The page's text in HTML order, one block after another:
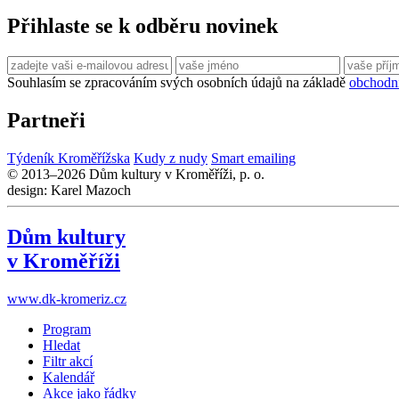
Přihlaste se k odběru novinek
Souhlasím se zpracováním svých osobních údajů na základě
Partneři
Týdeník Kroměřížska Kudy z nudy Smart emailing
© 2013–2026 Dům kultury v Kroměříži, p. o.
design: Karel Mazoch
Dům kultury
v Kroměříži
www.dk-kromeriz.cz
Program
Hledat
Filtr akcí
Kalendář
Akce jako řádky